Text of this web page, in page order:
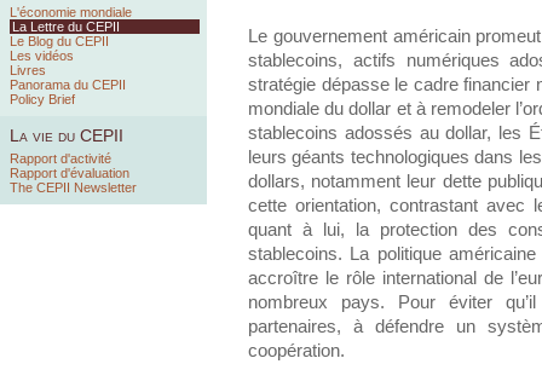
L'économie mondiale
La Lettre du CEPII
Le Blog du CEPII
Les vidéos
Livres
Panorama du CEPII
Policy Brief
La vie du CEPII
Rapport d'activité
Rapport d'évaluation
The CEPII Newsletter
Le gouvernement américain
stablecoins, actifs numériques
stratégie dépasse le cadre financier
mondiale du dollar et à remodeler
stablecoins adossés au dollar, les
leurs géants technologiques dans
dollars, notamment leur dette
cette orientation, contrastant avec
quant à lui, la protection des
stablecoins. La politique
accroître le rôle international de
nombreux pays. Pour éviter
partenaires, à défendre un
coopération.